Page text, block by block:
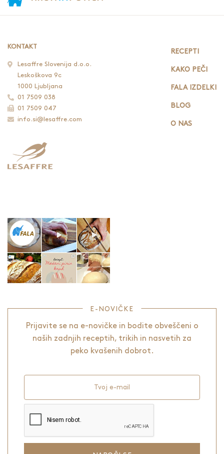
KONTAKT
Lesaffre Slovenija d.o.o.
Leskoškova 9c
1000 Ljubljana
01 7509 038
01 7509 047
info.si@lesaffre.com
RECEPTI
KAKO PEČI
FALA IZDELKI
BLOG
O NAS
E-NOVIČKE
Prijavite se na e-novičke in bodite obveščeni o
naših zadnjih receptih, trikih in nasvetih za
peko kvašenih dobrot.
Tvoj e-mail